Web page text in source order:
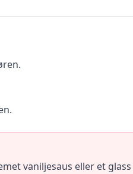
vaniljesaus eller et glass